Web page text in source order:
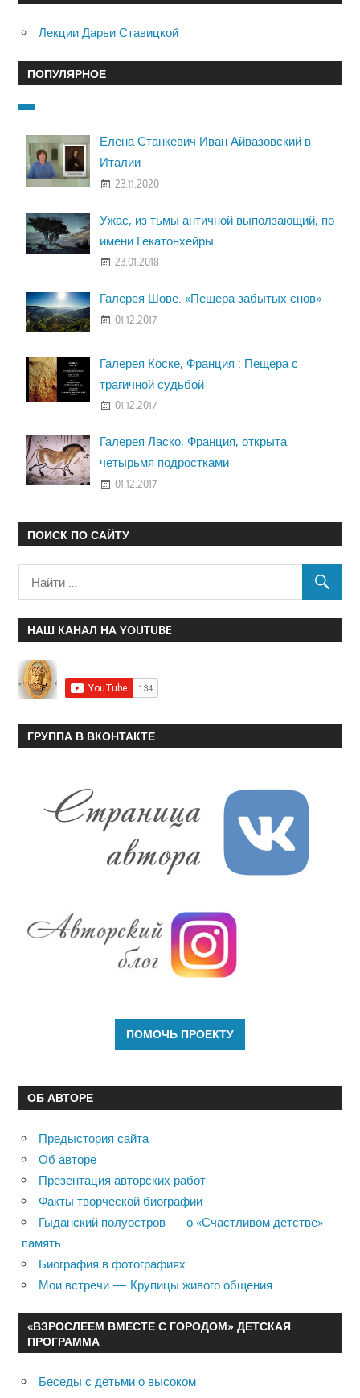
Лекции Дарьи Ставицкой
ПОПУЛЯРНОЕ
Елена Станкевич Иван Айвазовский в
Италии
23.11.2020
Ужас, из тьмы античной выползающий, по
имени Гекатонхейры
23.01.2018
Галерея Шове. «Пещера забытых снов»
01.12.2017
Галерея Коске, Франция : Пещера с
трагичной судьбой
01.12.2017
Галерея Ласко, Франция, открыта
четырьмя подростками
01.12.2017
ПОИСК ПО САЙТУ
НАШ КАНАЛ НА YOUTUBE
ГРУППА В ВКОНТАКТЕ
ОБ АВТОРЕ
Предыстория сайта
Об авторе
Презентация авторских работ
Факты творческой биографии
Гыданский полуостров — о «Счастливом детстве»
память
Биография в фотографиях
Мои встречи — Крупицы живого общения…
«ВЗРОСЛЕЕМ ВМЕСТЕ С ГОРОДОМ» ДЕТСКАЯ
ПРОГРАММА
Беседы с детьми о высоком